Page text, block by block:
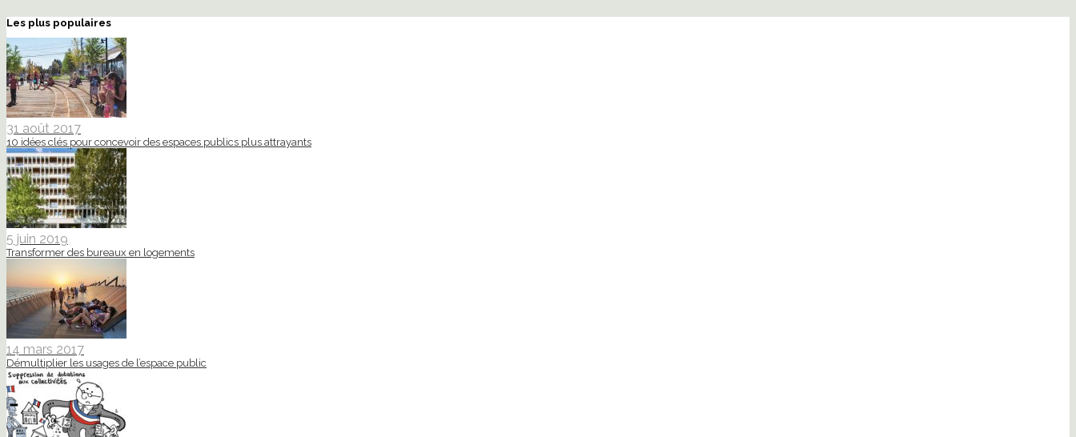
Les plus populaires
31 août 2017
10 idées clés pour concevoir des espaces publics plus attrayants
5 juin 2019
Transformer des bureaux en logements
14 mars 2017
Démultiplier les usages de l’espace public